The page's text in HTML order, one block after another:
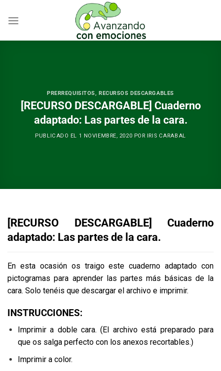
PRERREQUISITOS,RECURSOS DESCARGABLES
[RECURSO DESCARGABLE] Cuaderno
adaptado: Las partes de la cara.
PUBLICADO EL 1 NOVIEMBRE, 2020 POR IRIS CARABAL
[RECURSO DESCARGABLE] Cuaderno
adaptado: Las partes de la cara.
En esta ocasión os traigo este cuaderno adaptado con
pictogramas para aprender las partes más básicas de la
cara. Solo tenéis que descargar el archivo e imprimir.
INSTRUCCIONES:
Imprimir a doble cara. (El archivo está preparado para
que os salga perfecto con los anexos recortables.)
Imprimir a color.